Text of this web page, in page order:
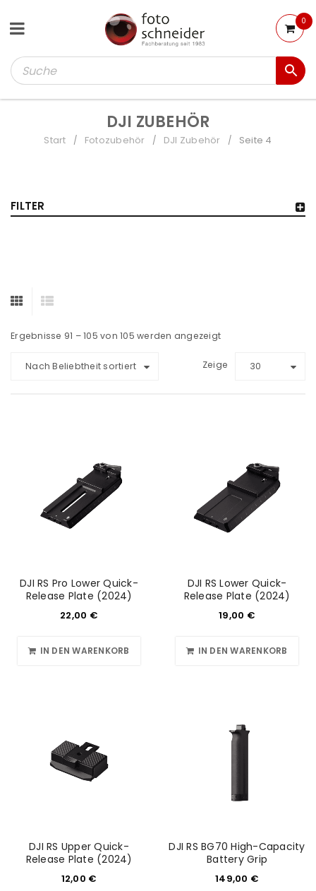
0
DJI ZUBEHÖR
Start / Fotozubehör / DJI Zubehör / Seite 4
FILTER
Ergebnisse 91 – 105 von 105 werden angezeigt
Nach Beliebtheit sortiert Zeige 30
DJI RS Pro Lower Quick-
Release Plate (2024)
22,00 €
IN DEN WARENKORB
DJI RS Lower Quick-
Release Plate (2024)
19,00 €
IN DEN WARENKORB
DJI RS Upper Quick-
Release Plate (2024)
12,00 €
DJI RS BG70 High-Capacity
Battery Grip
149,00 €